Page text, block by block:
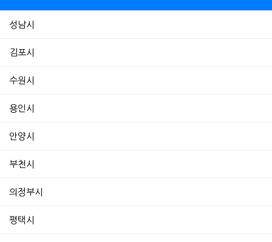
성남시
김포시
수원시
용인시
안양시
부천시
의정부시
평택시